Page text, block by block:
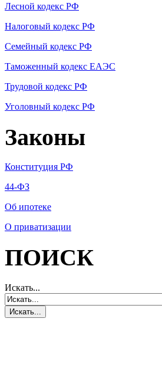
Лесной кодекс РФ
Налоговый кодекс РФ
Семейный кодекс РФ
Таможенный кодекс ЕАЭС
Трудовой кодекс РФ
Уголовный кодекс РФ
Законы
Конституция РФ
44-ФЗ
Об ипотеке
О приватизации
ПОИСК
Искать...